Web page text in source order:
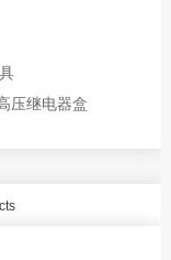
压继电器盒